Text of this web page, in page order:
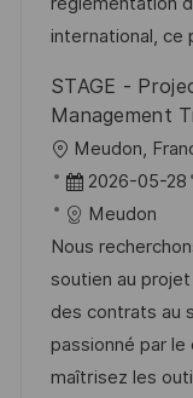
u
a
c
international, ce
STAGE -
Management
U
b
c
a
c
i
ó
Meudon,
F
e
c
h
a
d
e
2026-05-28
Meudon
Nous
soutien au
des contrats au
passionné par
maîtrisez les